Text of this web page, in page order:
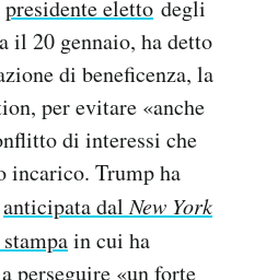
presidente eletto degli
il 20 gennaio, ha detto
di beneficenza, la
per evitare «anche
di interessi che
incarico. Trump ha
anticipata dalNew York
in cui ha
perseguire «un forte